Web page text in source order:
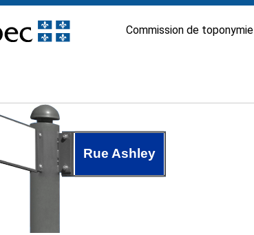
Commission de toponymie
Rue Ashley